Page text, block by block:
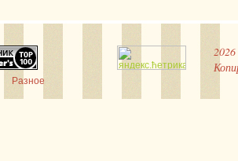
Разное